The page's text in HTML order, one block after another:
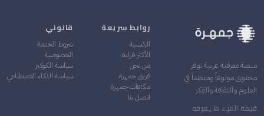
منصة معرفية عربية توفر
محتوى موثوقاً ومنظماً في
العلوم والثقافة والفكر
قيمة المرء ما يعرفه
روابط سريعة
الرئيسية
الأكثر قراءة
من نحن
فريق جمهرة
مكافآت جمهرة
اتصل بنا
قانوني
شروط الخدمة
الخصوصية
سياسة الكوكيز
سياسة الذكاء الاصطناعي